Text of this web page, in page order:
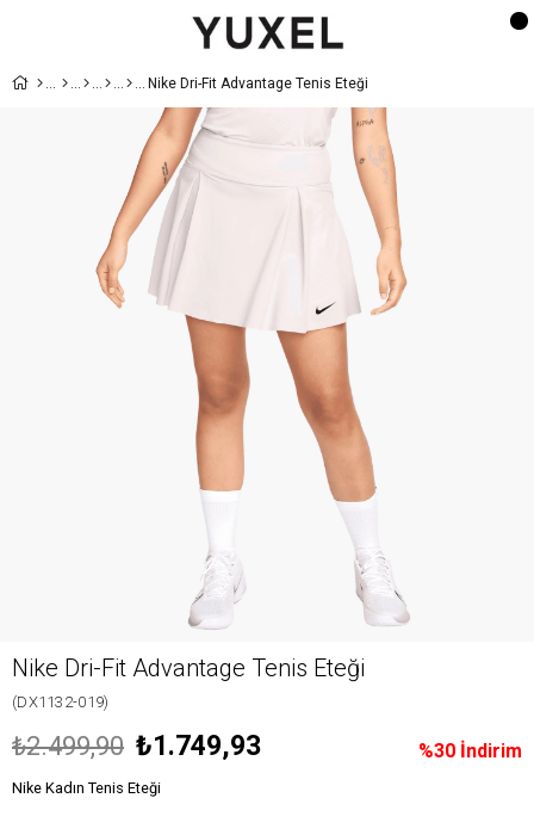
Nike Dri-Fit Advantage Tenis Eteği
Nike Dri-Fit Advantage Tenis Eteği
(DX1132-019)
%30 İndirim
₺2.499,90 ₺1.749,93
Nike Kadın Tenis Eteği